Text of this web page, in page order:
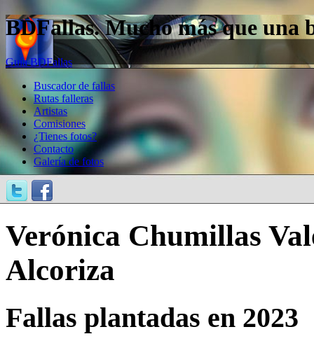
BDFallas. Mucho más que una
Guía BDFallas
Buscador de fallas
Rutas falleras
Artistas
Comisiones
¿Tienes fotos?
Contacto
Galería de fotos
Verónica Chumillas
Alcoriza
Fallas plantadas en 2023